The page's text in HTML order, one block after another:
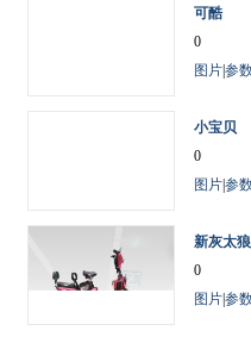
可酷
0
图片参
小宝贝
0
图片参
新灰太狼
0
图片参